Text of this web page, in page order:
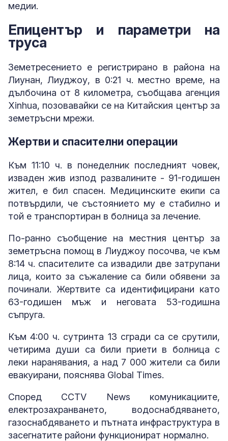
медии.
Епицентър и параметри на
труса
Земетресението е регистрирано в района на
Лиунан, Лиуджоу, в 0:21 ч. местно време, на
дълбочина от 8 километра, съобщава агенция
Xinhua, позовавайки се на Китайския център за
земетръсни мрежи.
Жертви и спасителни операции
Към 11:10 ч. в понеделник последният човек,
изваден жив изпод развалините - 91-годишен
жител, е бил спасен. Медицинските екипи са
потвърдили, че състоянието му е стабилно и
той е транспортиран в болница за лечение.
По-ранно съобщение на местния център за
земетръсна помощ в Лиуджоу посочва, че към
8:14 ч. спасителите са извадили две затрупани
лица, които за съжаление са били обявени за
починали. Жертвите са идентифицирани като
63-годишен мъж и неговата 53-годишна
съпруга.
Към 4:00 ч. сутринта 13 сгради са се срутили,
четирима души са били приети в болница с
леки наранявания, а над 7 000 жители са били
евакуирани, пояснява Global Times.
Според CCTV News комуникациите,
електрозахранването, водоснабдяването,
газоснабдяването и пътната инфраструктура в
засегнатите райони функционират нормално.